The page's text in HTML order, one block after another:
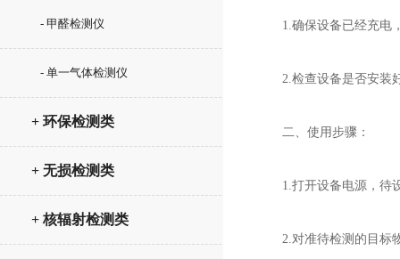
- 甲醛检测仪
- 单一气体检测仪
+ 环保检测类
+ 无损检测类
+ 核辐射检测类
1.确保设备已经充电，
2.检查设备是否安装好
二、使用步骤：
1.打开设备电源，待设
2.对准待检测的目标物